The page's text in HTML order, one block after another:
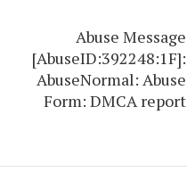
Abuse Message
[AbuseID:392248:1F]:
AbuseNormal: Abuse
Form: DMCA report